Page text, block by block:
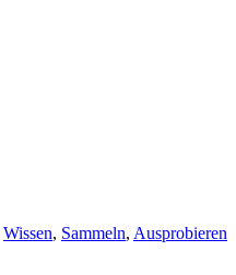
Wissen, Sammeln, Ausprobieren